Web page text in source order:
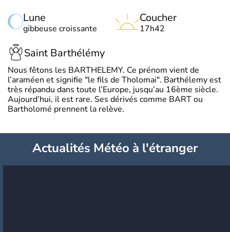
Lune
gibbeuse croissante
Coucher
17h42
Saint Barthélémy
Nous fêtons les BARTHELEMY. Ce prénom vient de
l’araméen et signifie "le fils de Tholomai". Barthélemy est
très répandu dans toute l’Europe, jusqu’au 16ème siècle.
Aujourd’hui, il est rare. Ses dérivés comme BART ou
Bartholomé prennent la relève.
Actualités Météo à l'étranger